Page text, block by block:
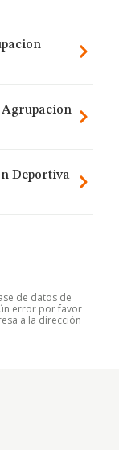
Agrupacion
Deportiva
de datos de
error por favor
a la dirección